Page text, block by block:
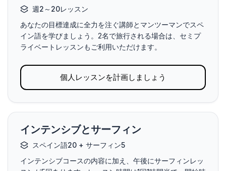
週2～20レッスン
あなたの目標達成に全力を注ぐ講師とマンツーマンでスペ
イン語を学びましょう。2名で旅行される場合は、セミプ
ライベートレッスンもご利用いただけます。
個人レッスンを計画しましょう
インテンシブとサーフィン
スペイン語20 + サーフィン5
インテンシブコースの内容に加え、午後にサーフィンレッ